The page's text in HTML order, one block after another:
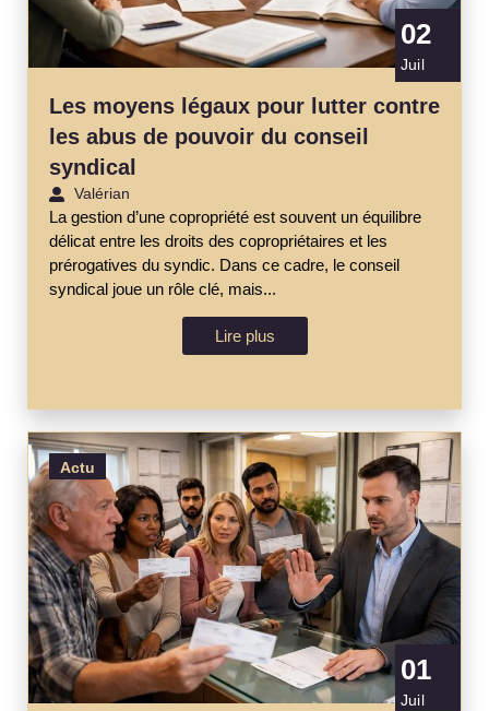
02
Juil
Les moyens légaux pour lutter contre
les abus de pouvoir du conseil
syndical
Valérian
La gestion d’une copropriété est souvent un équilibre
délicat entre les droits des copropriétaires et les
prérogatives du syndic. Dans ce cadre, le conseil
syndical joue un rôle clé, mais...
Lire plus
Actu
01
Juil